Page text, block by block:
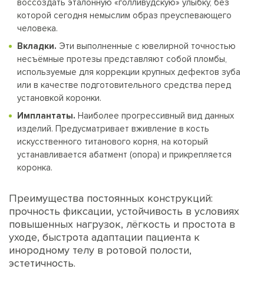
воссоздать эталонную «голливудскую» улыбку, без
которой сегодня немыслим образ преуспевающего
человека.
Вкладки. Эти выполненные с ювелирной точностью
несъёмные протезы представляют собой пломбы,
используемые для коррекции крупных дефектов зуба
или в качестве подготовительного средства перед
установкой коронки.
Имплантаты. Наиболее прогрессивный вид данных
изделий. Предусматривает вживление в кость
искусственного титанового корня, на который
устанавливается абатмент (опора) и прикрепляется
коронка.
Преимущества постоянных конструкций:
прочность фиксации, устойчивость в условиях
повышенных нагрузок, лёгкость и простота в
уходе, быстрота адаптации пациента к
инородному телу в ротовой полости,
эстетичность.